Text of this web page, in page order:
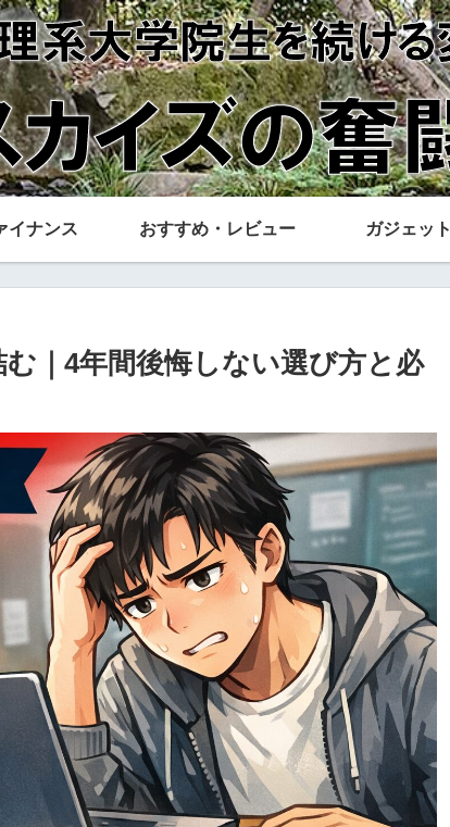
イナンス おすすめ・レビュー ガジェット
｜4年間後悔しない選び方と必